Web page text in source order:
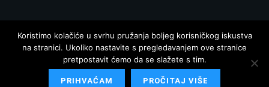
© 2025 Hrvatska danas
Koristimo kolačiće u svrhu pružanja boljeg korisničkog iskustva
na stranici. Ukoliko nastavite s pregledavanjem ove stranice
pretpostavit ćemo da se slažete s tim.
PRIHVAĆAM PROČITAJ VIŠE